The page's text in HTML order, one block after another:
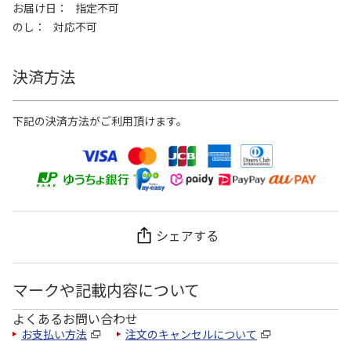
お届け日
指定不可
のし
対応不可
決済方法
下記の決済方法がご利用頂けます。
シェアする
マークや記載内容について
よくあるお問い合わせ
お支払い方法 注文のキャンセルについて